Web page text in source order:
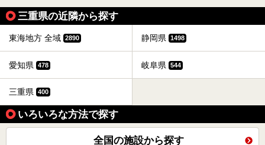
三重県の近隣から探す
東海地方 全域 2890 静岡県 1498
愛知県 478 岐阜県 544
三重県 400
いろいろな方法で探す
全国の施設から探す